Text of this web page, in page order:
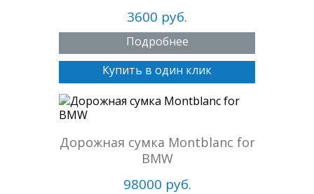
3600 руб.
Подробнее
Купить в один клик
Дорожная сумка Montblanc for
BMW
98000 руб.